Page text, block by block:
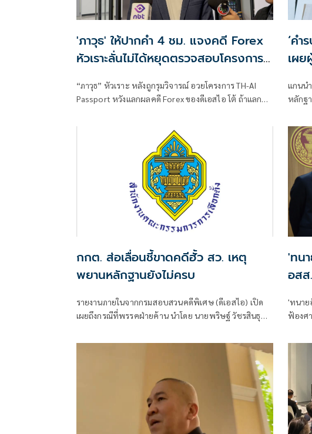
'ภาวุธ' ให้ปากคำ 4 ชม. แจงคดี Forex
หัวเราะลั่นไม่ได้หยุดตรวจสอบโครงการ
“ภาวุธ” หัวเราะ หลังถูกรุมวิจารณ์ อวยโครงการ TH-AI
Passport หวังแลกผลคดี Forex ของดีเอสไอ โต้ ถ้าแลกผล
ภารกิจงานประชุมคณะอนุฯหลายชุด เผยยังมีเพื่อน
สส.รายอื่นของพรรคประชาชน รับผิดชอบโดยตรงอยู่แล้ว
‘คำ
เผ
แกนน
หลักฐ
เตือน
ติดคุก!
กกต. ส่อเลื่อนชี้ขาดคดีฮั้ว สว. เหตุ
พยานหลักฐานยังไม่ครบ
รายงานภายในจากกรมสอบสวนคดีพิเศษ (ดีเอสไอ) เปิด
เผยถึงกรณีที่พรรคฝ่ายค้าน นำโดย นายพริษฐ์ วัชรสินธุ
ประชาชน พร้อมด้วย นายยิ่งชีพ อัชฌานนท์ ผู้อำนวยการ
โครงการอินเทอร์เน็ตเพื่อกฎหมายประชาชน หรือไอลอว์
(iLaw) ได้นำคำให้การของพยานและเอกสารบางส่วนที่อ้าง
ว่าเกี่ยวข้องกับคดีฮั้วเลือกสมาชิกวุฒิสภา (สว.) มาเปิดเผย
'ทน
อส
'ทนาย
ฟ้องศ
พยาน